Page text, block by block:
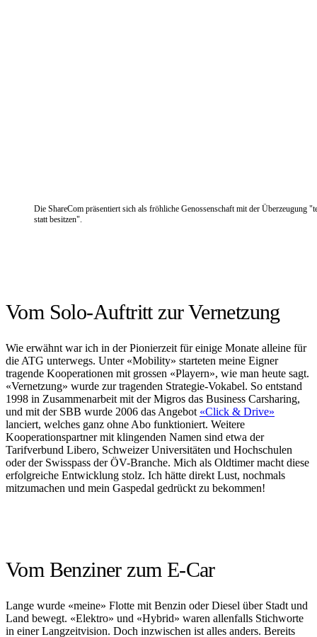
Die ShareCom präsentiert sich als fröhliche Genossenschaft mit der Überzeugung
statt besitzen".
Vom Solo-Auftritt zur Vernetzung
Wie erwähnt war ich in der Pionierzeit für einige Monate alleine für
die ATG unterwegs. Unter «Mobility» starteten meine Eigner
tragende Kooperationen mit grossen «Playern», wie man heute sagt.
«Vernetzung» wurde zur tragenden Strategie-Vokabel. So entstand
1998 in Zusammenarbeit mit der Migros das Business Carsharing,
und mit der SBB wurde 2006 das Angebot «Click & Drive»
lanciert, welches ganz ohne Abo funktioniert. Weitere
Kooperationspartner mit klingenden Namen sind etwa der
Tarifverbund Libero, Schweizer Universitäten und Hochschulen
oder der Swisspass der ÖV-Branche. Mich als Oldtimer macht diese
erfolgreiche Entwicklung stolz. Ich hätte direkt Lust, nochmals
mitzumachen und mein Gaspedal gedrückt zu bekommen!
Vom Benziner zum E-Car
Lange wurde «meine» Flotte mit Benzin oder Diesel über Stadt und
Land bewegt. «Elektro» und «Hybrid» waren allenfalls Stichworte
in einer Langzeitvision. Doch inzwischen ist alles anders. Bereits